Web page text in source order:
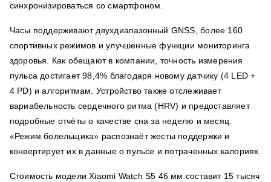
синхронизироваться со смартфоном.
Часы поддерживают двухдиапазонный GNSS, более 160
спортивных режимов и улучшенные функции мониторинга
здоровья. Как обещают в компании, точность измерения
пульса достигает 98,4% благодаря новому датчику (4 LED +
4 PD) и алгоритмам. Устройство также отслеживает
вариабельность сердечного ритма (HRV) и предоставляет
подробные отчёты о качестве сна за неделю и месяц.
«Режим болельщика» распознаёт жесты поддержки и
конвертирует их в данные о пульсе и потраченных калориях.
Стоимость модели Xiaomi Watch S5 46 мм составит 15 тысяч